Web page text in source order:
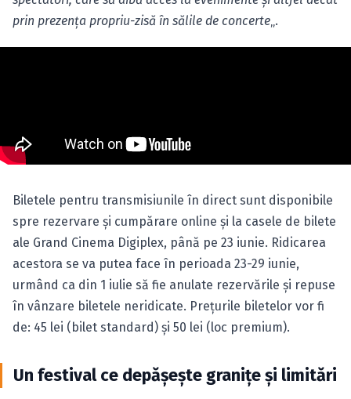
prin prezenţa propriu-zisă în sălile de concerte „.
Biletele pentru transmisiunile în direct sunt disponibile
spre rezervare şi cumpărare online şi la casele de bilete
ale Grand Cinema Digiplex, până pe 23 iunie. Ridicarea
acestora se va putea face în perioada 23-29 iunie,
urmând ca din 1 iulie să fie anulate rezervările şi repuse
în vânzare biletele neridicate. Preţurile biletelor vor fi
de: 45 lei (bilet standard) şi 50 lei (loc premium).
Un festival ce depăşeşte graniţe şi limitări